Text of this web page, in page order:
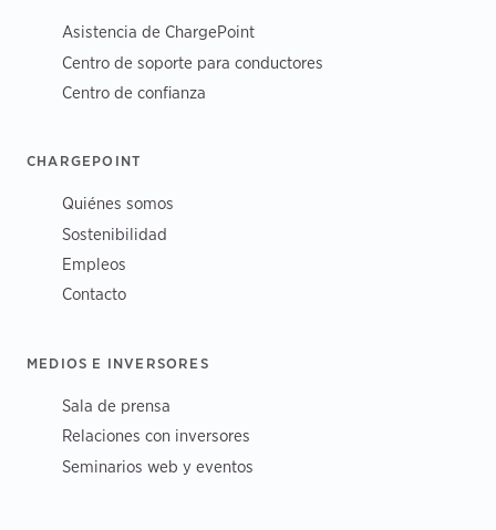
Asistencia de ChargePoint
Centro de soporte para conductores
Centro de confianza
CHARGEPOINT
Quiénes somos
Sostenibilidad
Empleos
Contacto
MEDIOS E INVERSORES
Sala de prensa
Relaciones con inversores
Seminarios web y eventos